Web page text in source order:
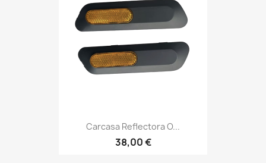
Carcasa Reflectora O...
38,00 €